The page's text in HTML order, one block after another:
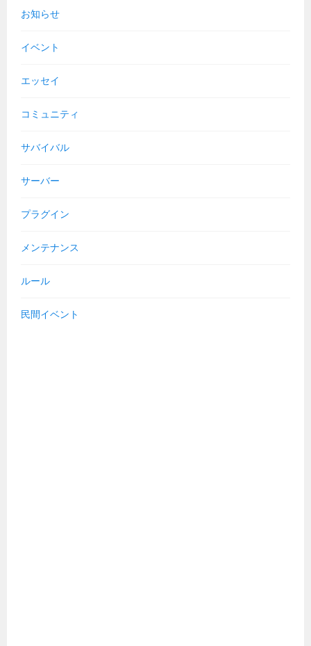
お知らせ
イベント
エッセイ
コミュニティ
サバイバル
サーバー
プラグイン
メンテナンス
ルール
民間イベント